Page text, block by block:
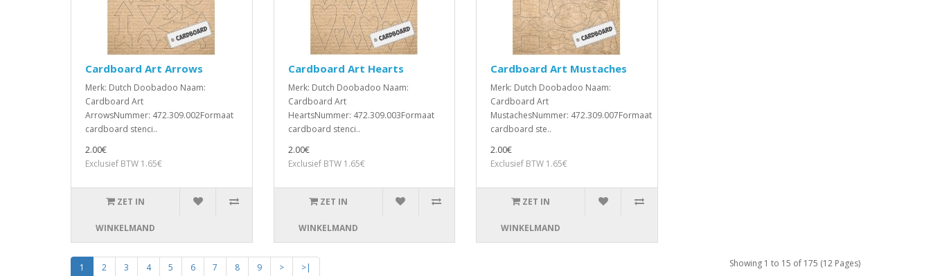
Cardboard Art Arrows
Merk: Dutch Doobadoo Naam:
Cardboard Art
ArrowsNummer: 472.309.002Formaat
cardboard stenci..
2.00€
Exclusief BTW 1.65€
ZET IN
WINKELMAND
Cardboard Art Hearts
Merk: Dutch Doobadoo Naam:
Cardboard Art
HeartsNummer: 472.309.003Formaat
cardboard stenci..
2.00€
Exclusief BTW 1.65€
ZET IN
WINKELMAND
Cardboard Art Mustaches
Merk: Dutch Doobadoo Naam:
Cardboard Art
MustachesNummer: 472.309.007Formaat
cardboard ste..
2.00€
Exclusief BTW 1.65€
ZET IN
WINKELMAND
1 2 3 4 5 6 7 8 9 > >| Showing 1 to 15 of 175 (12 Pages)